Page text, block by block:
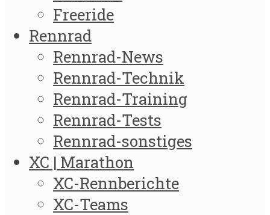
Freeride
Rennrad
Rennrad-News
Rennrad-Technik
Rennrad-Training
Rennrad-Tests
Rennrad-sonstiges
XC | Marathon
XC-Rennberichte
XC-Teams